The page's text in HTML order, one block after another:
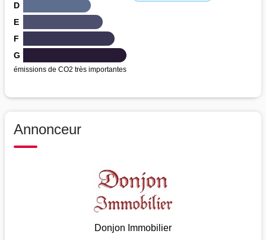
D
E
F
G
émissions de CO2 très importantes
Annonceur
Donjon Immobilier